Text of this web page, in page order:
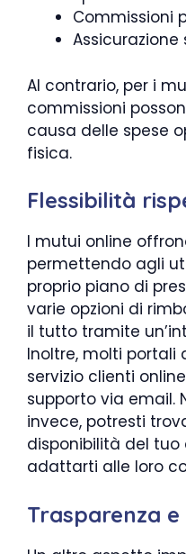
Commissioni
Assicurazione
Al contrario, per i
commissioni
causa delle spese
fisica.
Flessibilità
I mutui online
permettendo agli
proprio piano di
varie opzioni di
il tutto tramite
Inoltre, molti portali
servizio clienti
supporto via email.
invece, potresti
disponibilità del
adattarti alle loro
Trasparenza